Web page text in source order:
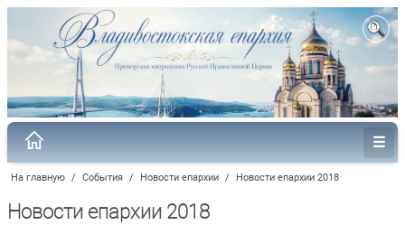
На главную / События / Новости епархии / Новости епархии 2018
Новости епархии 2018